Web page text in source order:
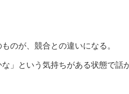
のが、競合との違いになる。
」という気持ちがある状態で話